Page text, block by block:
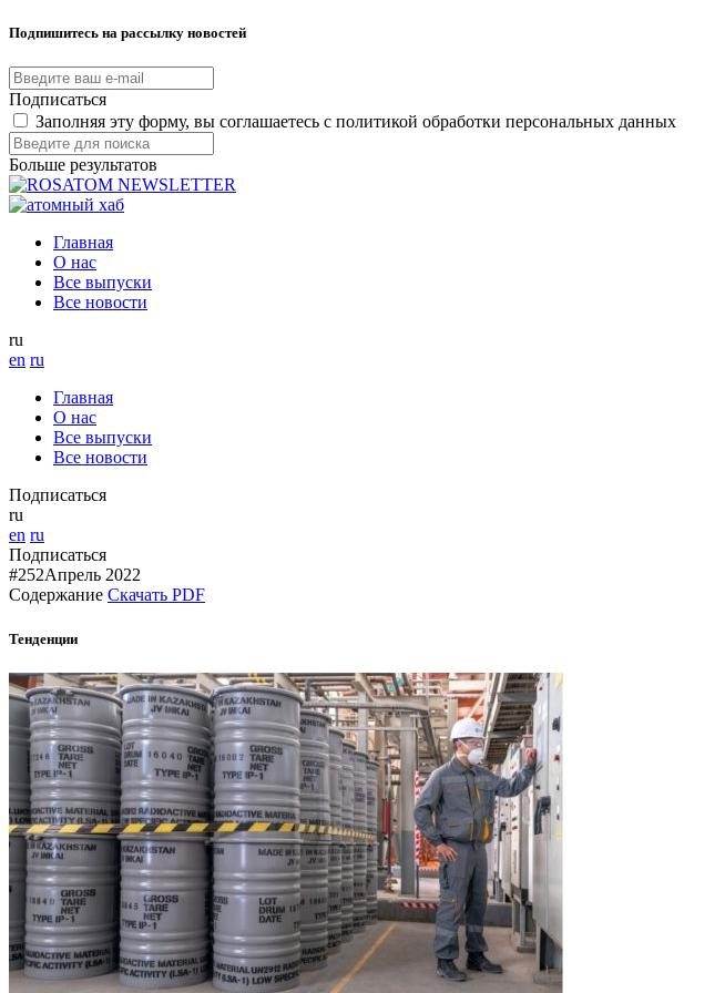
Подпишитесь на рассылку новостей
Подписаться
Заполняя эту форму, вы соглашаетесь с политикой обработки персональных данных
Больше результатов
Главная
О нас
Все выпуски
Все новости
ru
en ru
Главная
О нас
Все выпуски
Все новости
Подписаться
ru
en ru
Подписаться
#252Апрель 2022
Содержание Скачать PDF
Тенденции